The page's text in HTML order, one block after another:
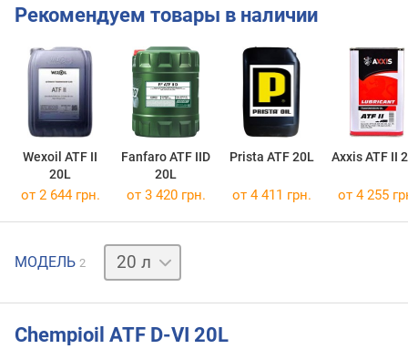
Рекомендуем товары в наличии
Wexoil ATF II
20L
Fanfaro ATF IID
20L
Prista ATF 20L Axxis ATF II
от 2 644 грн. от 3 420 грн. от 4 411 грн. от 4 255
МОДЕЛЬ 2
1 л
Chempioil ATF D-VI 20L